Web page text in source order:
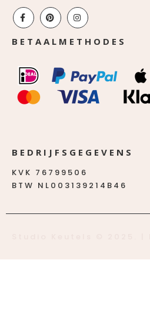
BETAALMETHODES
BEDRIJFSGEGEVENS
KVK 76799506
BTW NL003139214B46